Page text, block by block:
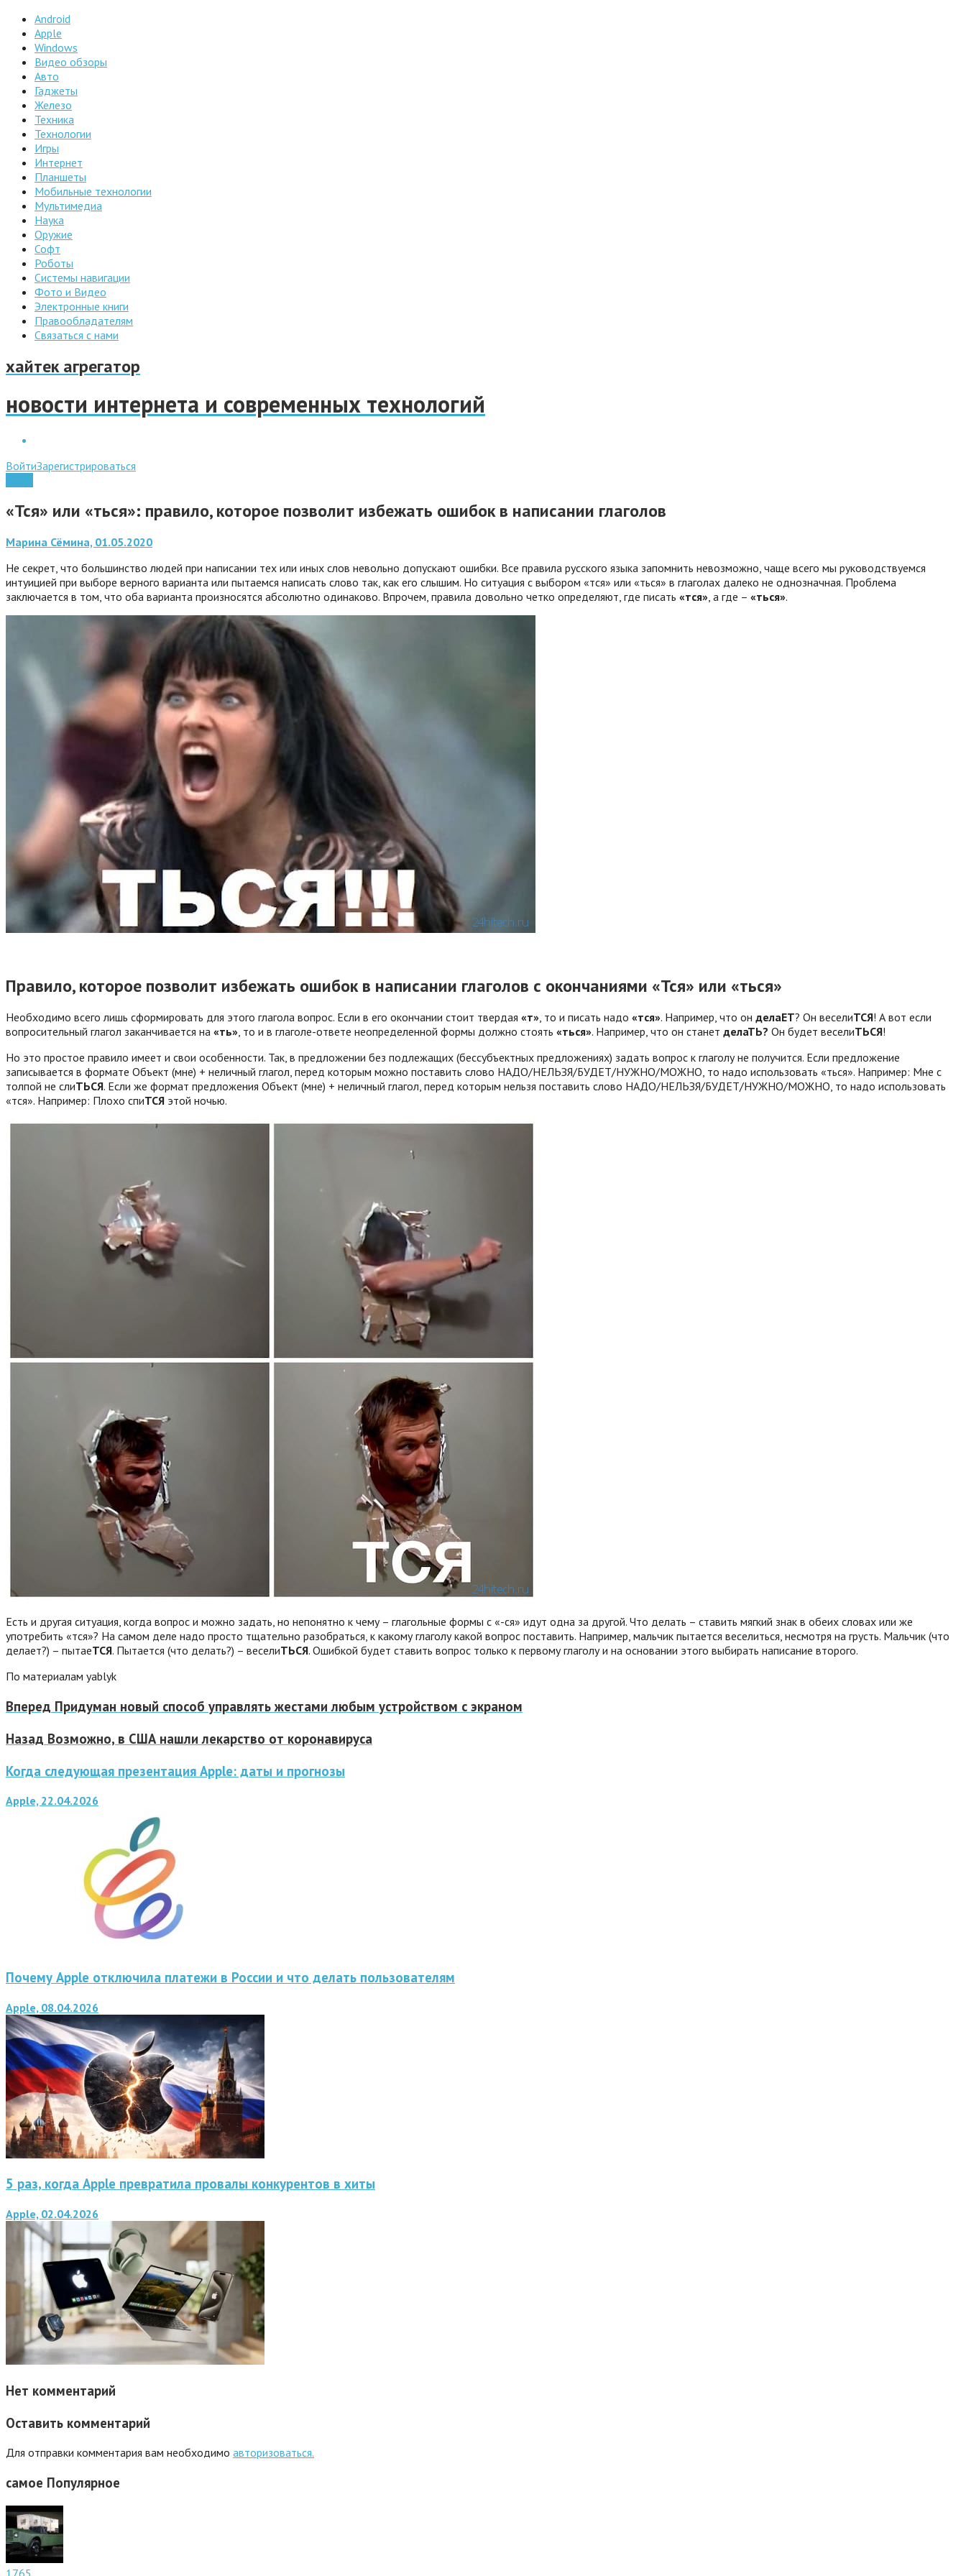
Android
Apple
Windows
Видео обзоры
Авто
Гаджеты
Железо
Техника
Технологии
Игры
Интернет
Планшеты
Мобильные технологии
Мультимедиа
Наука
Оружие
Софт
Роботы
Системы навигации
Фото и Видео
Электронные книги
Правообладателям
Связаться с нами
хайтек агрегатор
новости интернета и современных технологий
ВойтиЗарегистрироваться
«Тся» или «ться»: правило, которое позволит избежать ошибок в написании глаголов
Марина Сёмина, 01.05.2020
Не секрет, что большинство людей при написании тех или иных слов невольно допускают ошибки. Все правила русского языка запомнить невозможно, чаще всего мы руководствуемся
интуицией при выборе верного варианта или пытаемся написать слово так, как его слышим. Но ситуация с выбором «тся» или «ться» в глаголах далеко не однозначная. Проблема
заключается в том, что оба варианта произносятся абсолютно одинаково. Впрочем, правила довольно четко определяют, где писать «тся» , а где – «ться».
Правило, которое позволит избежать ошибок в написании глаголов с окончаниями «Тся» или «ться»
Необходимо всего лишь сформировать для этого глагола вопрос. Если в его окончании стоит твердая «т», то и писать надо «тся». Например, что он делаЕТ? Он веселиТСЯ! А вот если
вопросительный глагол заканчивается на «ть», то и в глаголе-ответе неопределенной формы должно стоять «ться». Например, что он станет делаТЬ? Он будет веселиТЬСЯ!
Но это простое правило имеет и свои особенности. Так, в предложении без подлежащих (бессубъектных предложениях) задать вопрос к глаголу не получится. Если предложение
записывается в формате Объект (мне) + неличный глагол, перед которым можно поставить слово НАДО/НЕЛЬЗЯ/БУДЕТ/НУЖНО/МОЖНО, то надо использовать «ться». Например: Мне с
толпой не слиТЬСЯ. Если же формат предложения Объект (мне) + неличный глагол, перед которым нельзя поставить слово НАДО/НЕЛЬЗЯ/БУДЕТ/НУЖНО/МОЖНО, то надо использовать
«тся». Например: Плохо спиТСЯ этой ночью.
Есть и другая ситуация, когда вопрос и можно задать, но непонятно к чему – глагольные формы с «-ся» идут одна за другой. Что делать – ставить мягкий знак в обеих словах или же
употребить «тся»? На самом деле надо просто тщательно разобраться, к какому глаголу какой вопрос поставить. Например, мальчик пытается веселиться, несмотря на грусть. Мальчик (что
делает?) – пытаеТСЯ. Пытается (что делать?) – веселиТЬСЯ. Ошибкой будет ставить вопрос только к первому глаголу и на основании этого выбирать написание второго.
По материалам yablyk
Вперед Придуман новый способ управлять жестами любым устройством с экраном
Назад Возможно, в США нашли лекарство от коронавируса
Когда следующая презентация Apple: даты и прогнозы
Apple, 22.04.2026
Почему Apple отключила платежи в России и что делать пользователям
Apple, 08.04.2026
5 раз, когда Apple превратила провалы конкурентов в хиты
Apple, 02.04.2026
Нет комментарий
Оставить комментарий
Для отправки комментария вам необходимо авторизоваться.
самое Популярное
1765